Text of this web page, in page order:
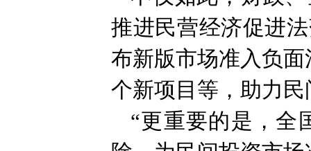
推进民营经济促进
布新版市场准入负
个新项目等，助力
“更重要的是，全